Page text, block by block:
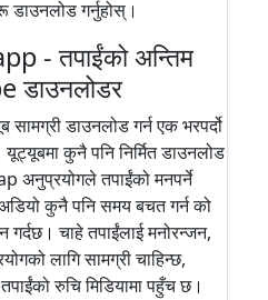
डाउनलोड गर्नुहोस्।
- तपाईंको अन्तिम
डाउनलोडर
डाउनलोड गर्न एक भरपर्दो
कुनै पनि निर्मित डाउनलोड
अनुप्रयोगले तपाईंको मनपर्ने
कुनै पनि समय बचत गर्न को
चाहे तपाईंलाई मनोरन्जन,
लागि सामग्री चाहिन्छ,
रुचि मिडियामा पहुँच छ।